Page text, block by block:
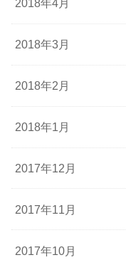
2018年4月
2018年3月
2018年2月
2018年1月
2017年12月
2017年11月
2017年10月